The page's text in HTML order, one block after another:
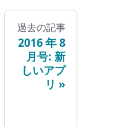
過去の記事
2016 年 8
月号: 新
しいアプ
リ